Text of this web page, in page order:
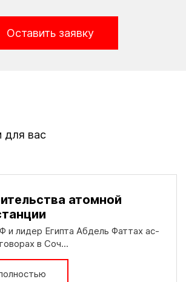
Оставить заявку
для вас
атомной
и лидер Египта Абдель Фаттах ас-
в Соч...